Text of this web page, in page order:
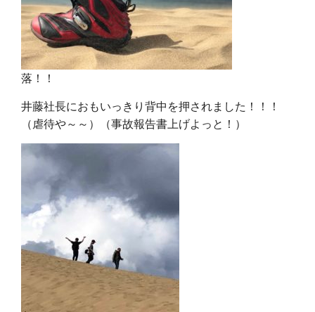
落！！
井藤社長におもいっきり背中を押されました！！！
（虐待や～～）（事故報告書上げよっと！）